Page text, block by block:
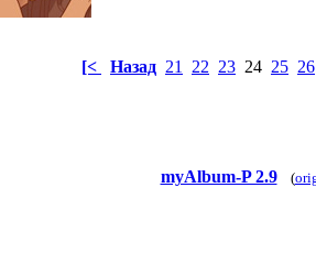
[< Назад 21 22 23 24 25 26
myAlbum-P 2.9 (